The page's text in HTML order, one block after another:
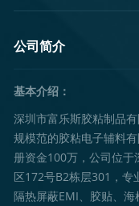
公司简介
基本介绍：
深圳市富乐斯胶粘制品
规模范的胶粘电子辅料
册资金100万，公司位于
区172号B2栋层301，专
隔热屏蔽EMI、胶贴、